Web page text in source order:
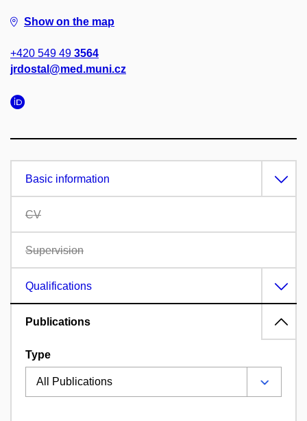
Show on the map
+420 549 49 3564
jrdostal@med.muni.cz
Basic information
CV
Supervision
Qualifications
Publications
Type